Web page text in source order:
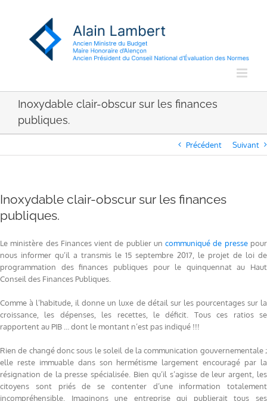
Inoxydable clair-obscur sur les finances
publiques.
Précédent Suivant
Inoxydable clair-obscur sur les finances
publiques.
Le ministère des Finances vient de publier uncommuniqué de pressepour
nous informer qu’il a transmis le 15 septembre 2017, le projet de loi de
programmation des finances publiques pour le quinquennat au Haut
Conseil des Finances Publiques.
Comme à l’habitude, il donne un luxe de détail sur les pourcentages sur la
croissance, les dépenses, les recettes, le déficit. Tous ces ratios se
rapportent au PIB … dont le montant n’est pas indiqué !!!
Rien de changé donc sous le soleil de la communication gouvernementale ;
elle reste immuable dans son hermétisme largement encouragé par la
résignation de la presse spécialisée. Bien qu’il s’agisse de leur argent, les
citoyens sont priés de se contenter d’une information totalement
incompréhensible. Imaginons une entreprise qui publierait tous ses